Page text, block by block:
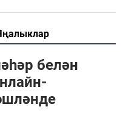
белән